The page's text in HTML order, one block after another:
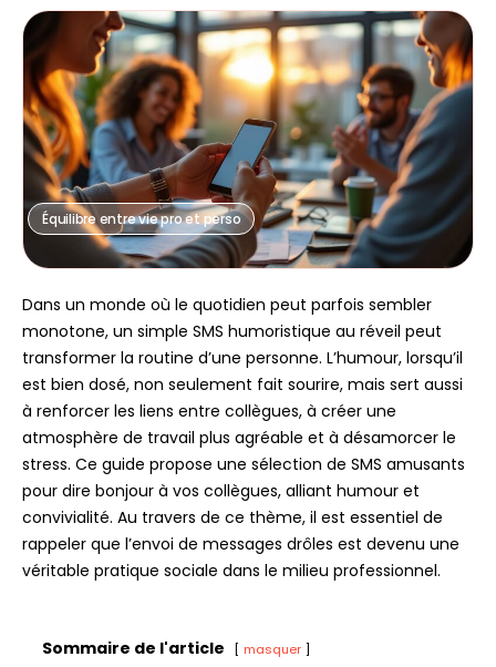
Équilibre entre vie pro et perso
Dans un monde où le quotidien peut parfois sembler
monotone, un simple SMS humoristique au réveil peut
transformer la routine d’une personne. L’humour, lorsqu’il
est bien dosé, non seulement fait sourire, mais sert aussi
à renforcer les liens entre collègues, à créer une
atmosphère de travail plus agréable et à désamorcer le
stress. Ce guide propose une sélection de SMS amusants
pour dire bonjour à vos collègues, alliant humour et
convivialité. Au travers de ce thème, il est essentiel de
rappeler que l’envoi de messages drôles est devenu une
véritable pratique sociale dans le milieu professionnel.
Sommaire de l'article masquer